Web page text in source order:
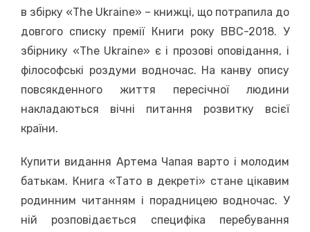
в збірку «The Ukraine» – книжці, що потрапила до
довгого списку премії Книги року BBC-2018. У
збірнику «The Ukraine» є і прозові оповідання, і
філософські роздуми водночас. На канву опису
повсякденного життя пересічної людини
накладаються вічні питання розвитку всієї
країни.
Купити видання Артема Чапая варто і молодим
батькам. Книга «Тато в декреті» стане цікавим
родинним читанням і порадницею водночас. У
ній розповідається специфіка перебування